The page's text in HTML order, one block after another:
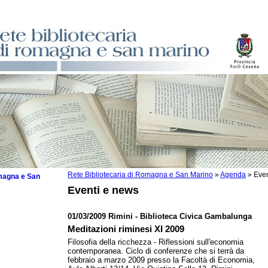
Rete Bibliotecaria di Romagna e San Marino »Agenda »
Eventi e news
01/03/2009 Rimini - Biblioteca Civica Gambalunga
Meditazioni riminesi XI 2009
Filosofia della ricchezza - Riflessioni sull'economia
contemporanea. Ciclo di conferenze che si terrà da
febbraio a marzo 2009 presso la Facoltà di Economia,
e San